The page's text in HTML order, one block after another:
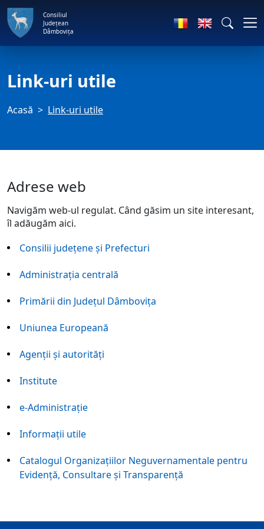
Consiliul
Județean
Dâmbovița
Link-uri utile
Acasă Link-uri utile
Adrese web
Navigăm web-ul regulat. Când găsim un site interesant,
îl adăugăm aici.
Consilii judeţene şi Prefecturi
Administraţia centrală
Primării din Judeţul Dâmboviţa
Uniunea Europeană
Agenţii și autorități
Institute
e-Administraţie
Informaţii utile
Catalogul Organizațiilor Neguvernamentale pentru
Evidență, Consultare și Transparență